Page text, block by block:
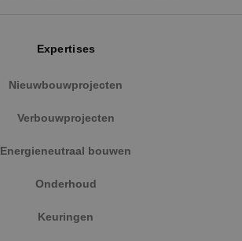
Expertises
Nieuwbouwprojecten
Verbouwprojecten
Energieneutraal bouwen
Onderhoud
Keuringen